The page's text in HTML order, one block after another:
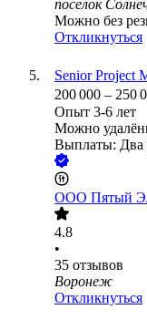
посёлок
Можно без
Откликнуться
Senior Project
200 000 – 250
Опыт 3-6 лет
Можно
Выплаты: Два
ООО Пятый
4.8
•
35 отзывов
Воронеж
Откликнуться